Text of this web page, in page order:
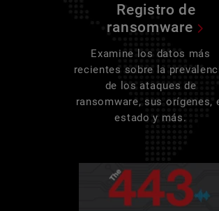
Registro de
ransomware
Examine los datos más
recientes sobre la
de los ataques de
ransomware, sus orígenes,
estado y más.